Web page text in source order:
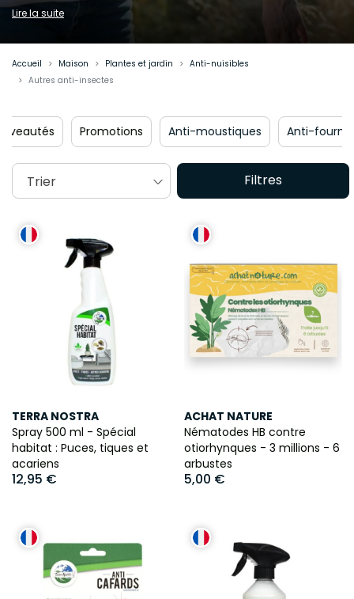
Lire la suite
Accueil Maison Plantes et jardin
Anti-nuisibles
Autres anti-insectes
Anti-moustiques Anti-fourmis Anti-
Filtres
Trier
TERRA NOSTRA
Spray 500 ml - Spécial
habitat : Puces, tiques et
acariens
12,95 €
ACHAT NATURE
Nématodes HB contre
otiorhynques - 3 millions - 6
arbustes
5,00 €